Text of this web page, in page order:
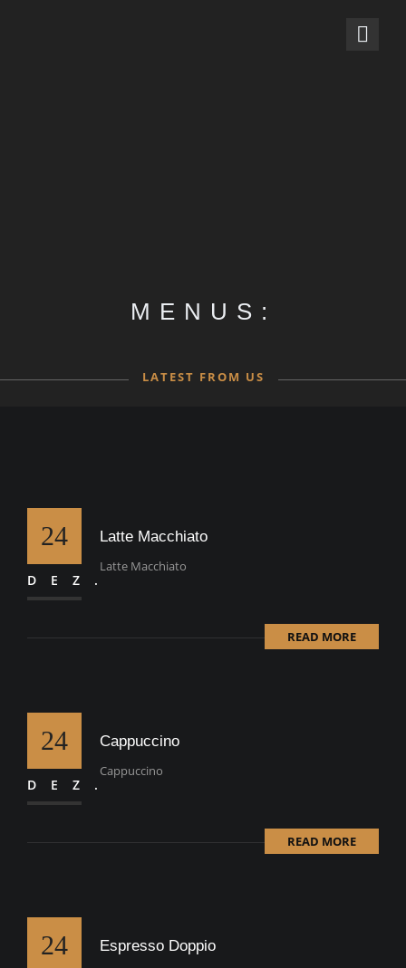
MENUS:
LATEST FROM US
24
DEZ.
Latte Macchiato
Latte Macchiato
READ MORE
24
DEZ.
Cappuccino
Cappuccino
READ MORE
24 Espresso Doppio